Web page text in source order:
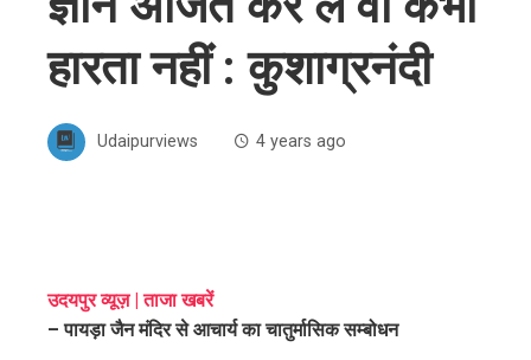
हारता नहीं : कुशाग्रनंदी
Udaipurviews 4 years ago
उदयपुर व्यूज़ | ताजा खबरें
– पायड़ा जैन मंदिर से आचार्य का चातुर्मासिक सम्बोधन